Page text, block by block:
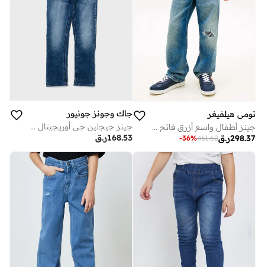
تومي هيلفيغر
جينز أطفال واسع أزرق فاتح ممزق
ر.ق298.37
461.62
-36%
جاك وجونز جونيور
جينز جيجلين جي أوريجينال مستقيم مناسب
ر.ق168.53